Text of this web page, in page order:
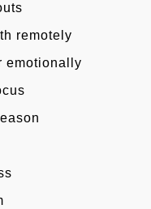
remotely
emotionally